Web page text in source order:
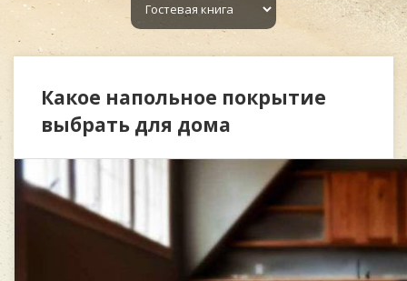
Какое напольное покрытие
выбрать для дома